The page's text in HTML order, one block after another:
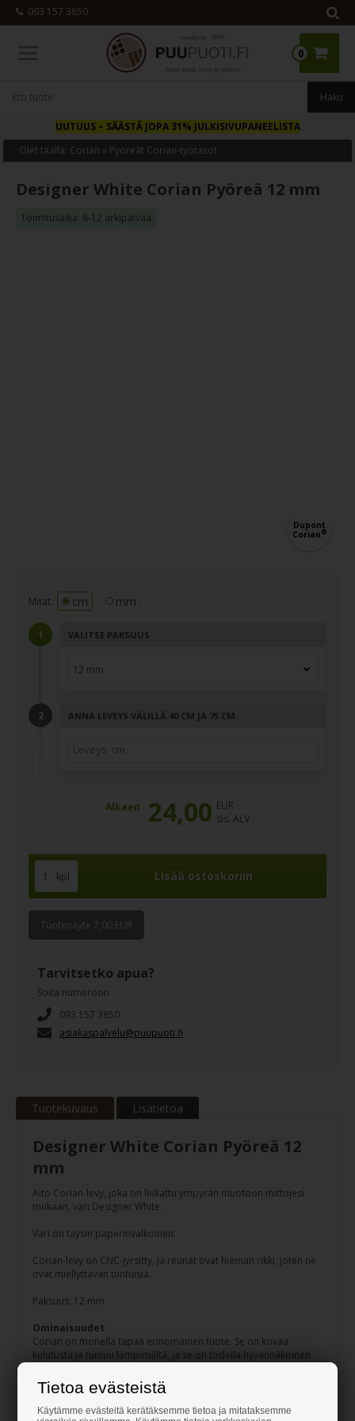
Tietoa evästeistä
Käytämme evästeitä kerätäksemme tietoa ja mitataksemme
093 157 3850
0
UUTUUS– SÄÄSTÄ JOPA 31% JULKISIVUPANEELISTA
Olet täällä: Corian » Pyöreät Corian-työtasot
Designer White Corian Pyöreä 12 mm
Toimitusaika: 8-12 arkipäivää
Dupont
Corian®
Mitat: cm mm
VALITSE PAKSUUS
ANNA LEVEYS VÄLILLÄ 40 CM JA 75 CM
Alkaen 24,00 EUR
sis. ALV
kpl
Tuotenäyte 7,00 EUR
Tarvitsetko apua?
Soita numeroon
093 157 3850
asiakaspalvelu@puupuoti.fi
Tuotekuvaus Lisätietoa
Designer White Corian Pyöreä 12
mm
Aito Corian-levy, joka on leikattu ympyrän muotoon mittojesi
mukaan, väri Designer White.
Väri on täysin paperinvalkoinen.
Corian-levy on CNC-jyrsitty, ja reunat ovat hieman rikki, joten ne
ovat miellyttävän tuntuisia.
Paksuus: 12 mm
Ominaisuudet:
Corian on monella tapaa erinomainen tuote. Se on kovaa
kulutusta ja tuntuu lämpimältä, ja se on todella hyvännäköinen
liimalla, joten sauma on käytännössä näkymätön. Tämä vaatii
kuitenkin jonkin verran ammattitaitoa.